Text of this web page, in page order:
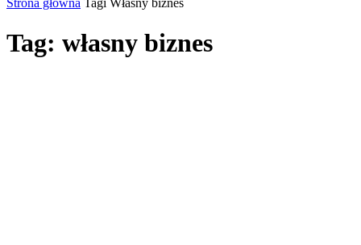
Strona główna Tagi Własny biznes
Tag: własny biznes